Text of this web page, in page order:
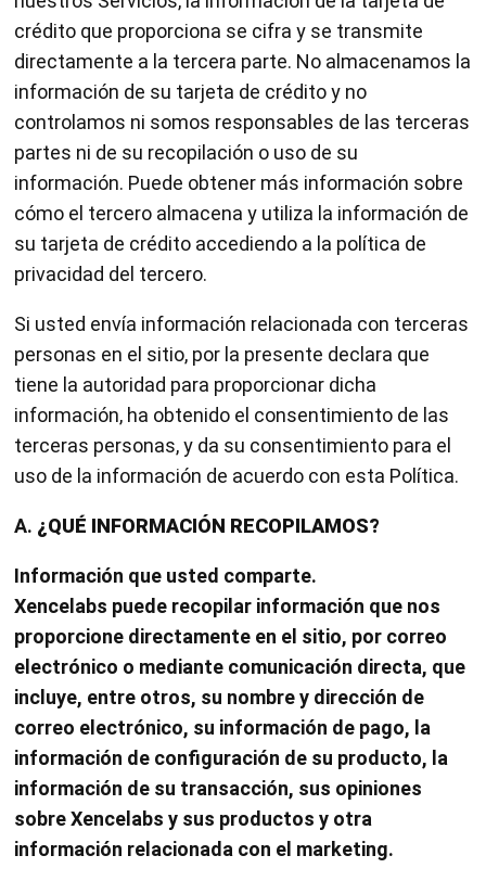
crédito que proporciona se cifra y se transmite
directamente a la tercera parte. No almacenamos la
información de su tarjeta de crédito y no
controlamos ni somos responsables de las terceras
partes ni de su recopilación o uso de su
información. Puede obtener más información sobre
cómo el tercero almacena y utiliza la información de
su tarjeta de crédito accediendo a la política de
privacidad del tercero.
Si usted envía información relacionada con terceras
personas en el sitio, por la presente declara que
tiene la autoridad para proporcionar dicha
información, ha obtenido el consentimiento de las
terceras personas, y da su consentimiento para el
uso de la información de acuerdo con esta Política.
A. ¿QUÉ INFORMACIÓN RECOPILAMOS?
Información que usted comparte.
Xencelabs puede recopilar información que nos
proporcione directamente en el sitio, por correo
electrónico o mediante comunicación directa, que
incluye, entre otros, su nombre y dirección de
correo electrónico, su información de pago, la
información de configuración de su producto, la
información de su transacción, sus opiniones
sobre Xencelabs y sus productos y otra
información relacionada con el marketing.